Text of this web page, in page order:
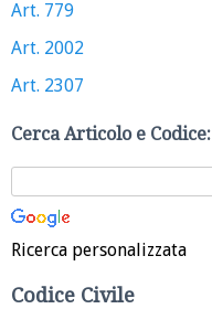
Art. 779
Art. 2002
Art. 2307
Cerca Articolo e Codice:
Ricerca personalizzata
Codice Civile